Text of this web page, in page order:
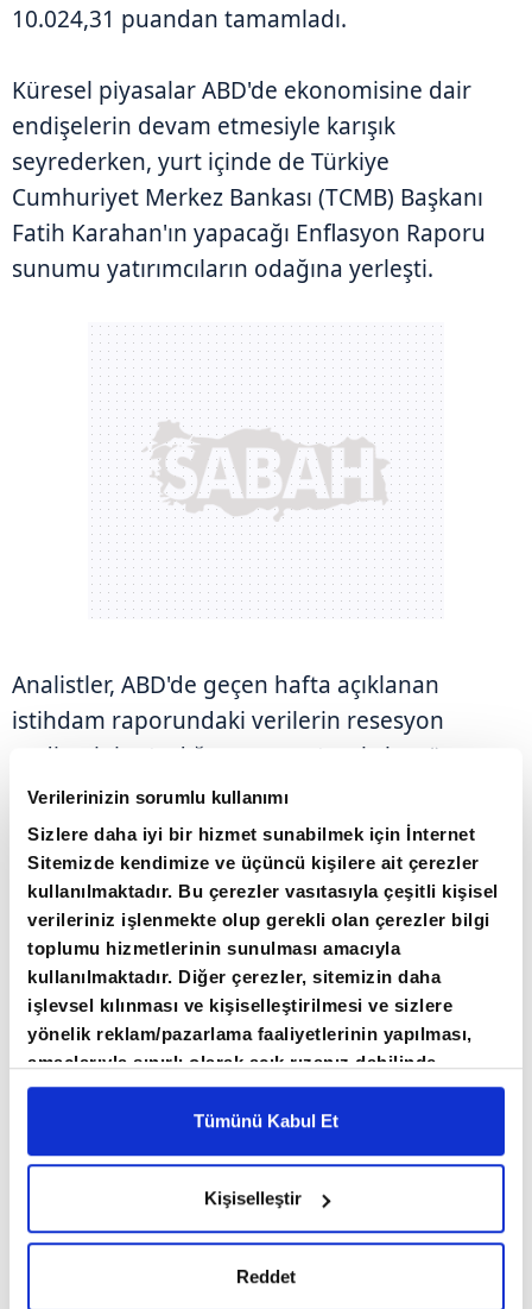
Verilerinizin sorumlu kullanımı
Sizlere daha iyi bir hizmet sunabilmek için İnternet
Sitemizde kendimize ve üçüncü kişilere ait çerezler
kullanılmaktadır. Bu çerezler vasıtasıyla çeşitli kişisel
verileriniz işlenmekte olup gerekli olan çerezler bilgi
toplumu hizmetlerinin sunulması amacıyla
kullanılmaktadır. Diğer çerezler, sitemizin daha
işlevsel kılınması ve kişiselleştirilmesi ve sizlere
yönelik reklam/pazarlama faaliyetlerinin yapılması,
amaçlarıyla sınırlı olarak açık rızanız dahilinde
kullanılacaktır. Çerezlere ilişkin tercihlerinizi çerez
paneli vasıtasıyla belirleyebilirsiniz. Çerezlere ilişkin
detaylı bilgi için Ayarlar butonuna tıklayabilir,
6698 sayılı Kişisel Verilerin Korunması Kanunu
uyarınca hazırlanmış olan İnternet Sitesi Aydınlatma
gerçekleştirilen veri işleme faaliyetleri ile ilgili daha
Tümünü Kabul Et
Kişiselleştir
Reddet
10.024,31 puandan tamamladı.
Küresel piyasalar ABD'de ekonomisine dair
endişelerin devam etmesiyle karışık
seyrederken, yurt içinde de Türkiye
Cumhuriyet Merkez Bankası (TCMB) Başkanı
Fatih Karahan'ın yapacağı Enflasyon Raporu
sunumu yatırımcıların odağına yerleşti.
Analistler, ABD'de geçen hafta açıklanan
istihdam raporundaki verilerin resesyon
endişesini artırdığını anımsatarak, bugün
ülkede açıklanacak haftalık işsizlik maaşı
başvuruları verisinin ülkedeki iş gücü piyasası
hakkında daha fazla kanıt sunabileceğini ve
piyasaların yönü üzerinde belirleyici
olabileceğini kaydetti.
Bugün yurt içinde TCMB'nin açıklayacağı yılın 3.
Enflasyon Raporu, yurt dışında ise ABD'de
haftalık işsizlik maaşı başvurularının yanı sıra
toptan eşya stoklarının takip edileceğini dile
getiren analistler, teknik açıdan BIST 100
endeksinde 9.800 ve 9.750 puanın destek,
10.100 ve 10.200 puanın direnç konumunda
olduğunu belirtti.